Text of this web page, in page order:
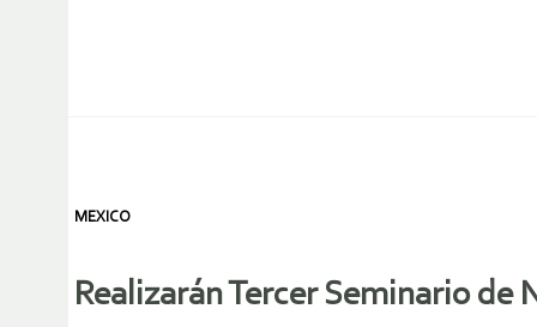
MEXICO
Realizarán Tercer Seminario